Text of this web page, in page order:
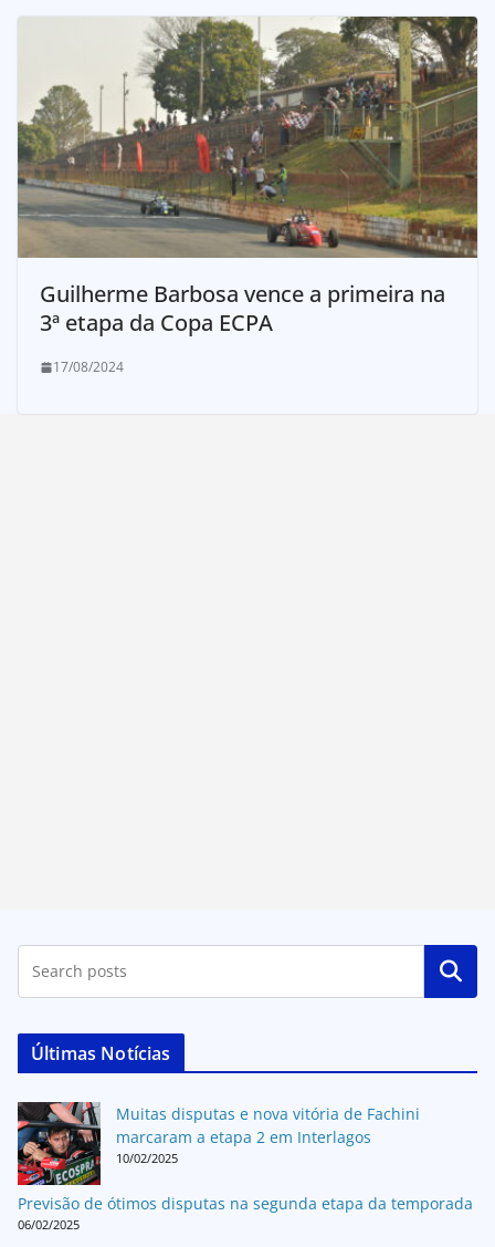
Guilherme Barbosa vence a primeira na
3ª etapa da Copa ECPA
17/08/2024
Pesquisar
Últimas Notícias
Muitas disputas e nova vitória de Fachini
marcaram a etapa 2 em Interlagos
10/02/2025
Previsão de ótimos disputas na segunda etapa da temporada
06/02/2025